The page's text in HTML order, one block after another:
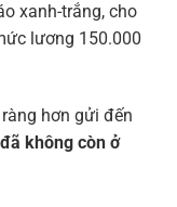
xanh-trắng, cho
lương 150.000
hơn gửi đến
không còn ở